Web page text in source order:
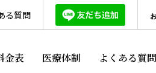
る質問
金表 医療体制 よくある質問